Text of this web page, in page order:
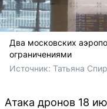
Два московских
ограничениями
Источник: Татьяна
Атака дронов 18